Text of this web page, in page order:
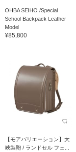
OHBA SEIHO /Special
School Backpack Leather
Model
¥85,800
【モアバリエーション】大
峽製鞄 / ランドセル フェ...